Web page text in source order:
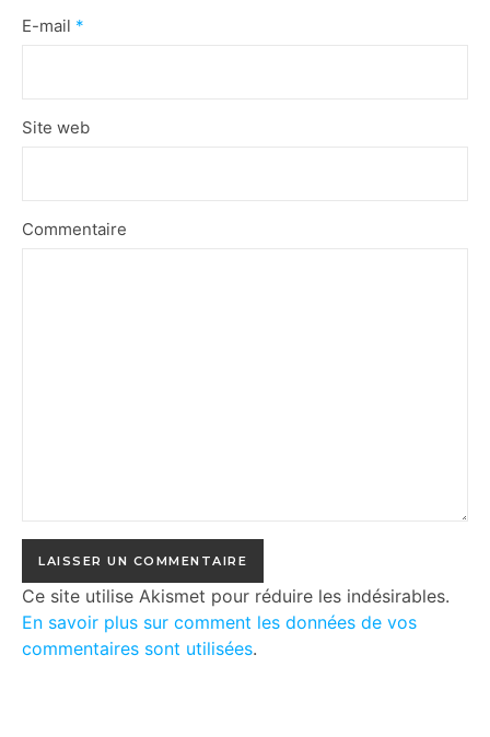
E-mail *
Site web
Commentaire
Ce site utilise Akismet pour réduire les indésirables.
En savoir plus sur comment les données de vos
commentaires sont utilisées.